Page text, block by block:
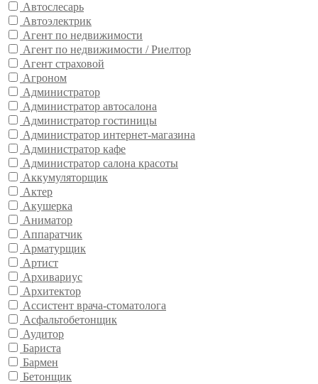
Автослесарь
Автоэлектрик
Агент по недвижимости
Агент по недвижимости / Риелтор
Агент страховой
Агроном
Администратор
Администратор автосалона
Администратор гостиницы
Администратор интернет-магазина
Администратор кафе
Администратор салона красоты
Аккумуляторщик
Актер
Акушерка
Аниматор
Аппаратчик
Арматурщик
Артист
Архивариус
Архитектор
Ассистент врача-стоматолога
Асфальтобетонщик
Аудитор
Бариста
Бармен
Бетонщик